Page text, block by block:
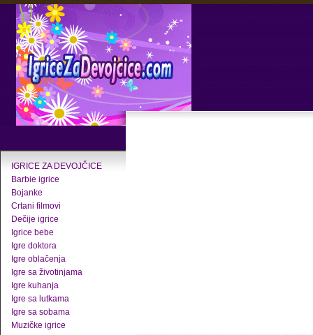
IGRICE ZA DEVOJČICE
Barbie igrice
Bojanke
Crtani filmovi
Dečije igrice
Igrice bebe
Igre doktora
Igre oblačenja
Igre sa životinjama
Igre kuhanja
Igre sa lutkama
Igre sa sobama
Muzičke igrice